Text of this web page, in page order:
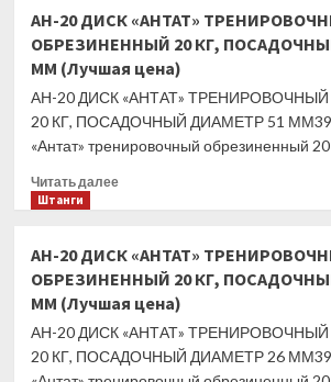
дорожка
DFC
AVALON
T185
реабилитации,
белая/
цена)
АН-20 ДИСК «АНТАТ»
ОБРЕЗИНЕННЫЙ 20 КГ,
ММ (Лучшая цена)
АН-20 ДИСК «АНТАТ»
20 КГ, ПОСАДОЧНЫЙ ДИАМЕТР 51
«Антат» тренировочный обрезиненный 20
Читать далееПрочитать
ДИСК
«АНТАТ»
ТРЕНИРОВОЧНЫЙ
ОБРЕЗИНЕННЫЙ
КГ,
Штанги
АН-20 ДИСК «АНТАТ»
ОБРЕЗИНЕННЫЙ 20 КГ,
ММ (Лучшая цена)
АН-20 ДИСК «АНТАТ»
20 КГ, ПОСАДОЧНЫЙ ДИАМЕТР 26